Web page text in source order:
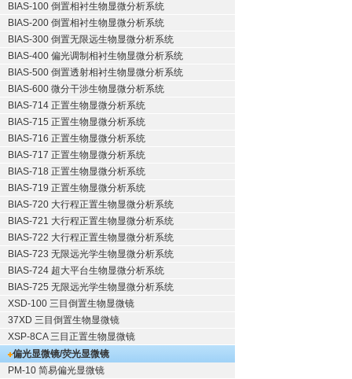
BIAS-100 倒置相衬生物显微分析系统
BIAS-200 倒置相衬生物显微分析系统
BIAS-300 倒置无限远生物显微分析系统
BIAS-400 偏光调制相衬生物显微分析系统
BIAS-500 倒置透射相衬生物显微分析系统
BIAS-600 微分干涉生物显微分析系统
BIAS-714 正置生物显微分析系统
BIAS-715 正置生物显微分析系统
BIAS-716 正置生物显微分析系统
BIAS-717 正置生物显微分析系统
BIAS-718 正置生物显微分析系统
BIAS-719 正置生物显微分析系统
BIAS-720 大行程正置生物显微分析系统
BIAS-721 大行程正置生物显微分析系统
BIAS-722 大行程正置生物显微分析系统
BIAS-723 无限远光学生物显微分析系统
BIAS-724 超大平台生物显微分析系统
BIAS-725 无限远光学生物显微分析系统
XSD-100 三目倒置生物显微镜
37XD 三目倒置生物显微镜
XSP-8CA 三目正置生物显微镜
偏光显微镜/荧光显微镜
PM-10 简易偏光显微镜